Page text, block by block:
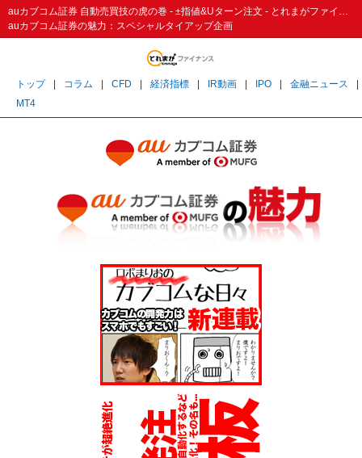
auカブコム証券 自動売買技の虎の巻 - ±指値&Uターン注文 - とれまがファイナンス
auカブコム証券の魅力：スペシャルタイアップ企画
トップ コラム CFD 経済指標 IR動画 IPO 金融ニュース
MT4